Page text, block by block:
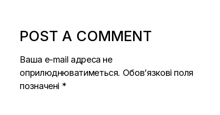
POST A COMMENT
Ваша e-mail адреса не
оприлюднюватиметься. Обов’язкові поля
позначені *